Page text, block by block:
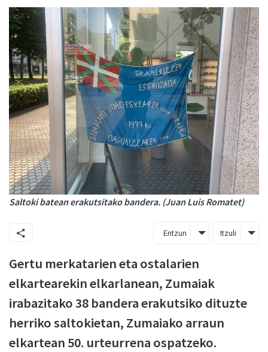
Saltoki batean erakutsitako bandera. (Juan Luis Romatet)
Entzun Itzuli
Gertu merkatarien eta ostalarien
elkartearekin elkarlanean, Zumaiak
irabazitako 38 bandera erakutsiko dituzte
herriko saltokietan, Zumaiako arraun
elkartean 50. urteurrena ospatzeko.